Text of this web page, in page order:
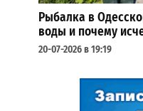
Рыбалка в
воды и почему
20-07-2026 в 19:19